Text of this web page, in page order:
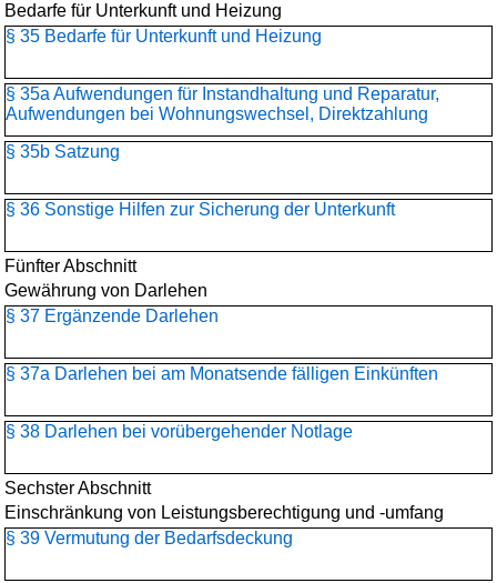
Bedarfe für Unterkunft und Heizung
§ 35 Bedarfe für Unterkunft und Heizung
§ 35a Aufwendungen für Instandhaltung und Reparatur,
Aufwendungen bei Wohnungswechsel, Direktzahlung
§ 35b Satzung
§ 36 Sonstige Hilfen zur Sicherung der Unterkunft
Fünfter Abschnitt
Gewährung von Darlehen
§ 37 Ergänzende Darlehen
§ 37a Darlehen bei am Monatsende fälligen Einkünften
§ 38 Darlehen bei vorübergehender Notlage
Sechster Abschnitt
Einschränkung von Leistungsberechtigung und -umfang
§ 39 Vermutung der Bedarfsdeckung